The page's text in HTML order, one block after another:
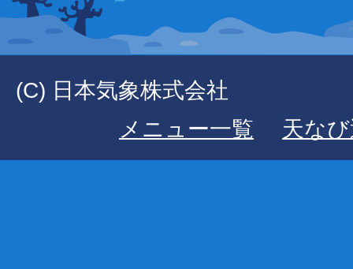
(C) 日本気象株式会社
メニュー一覧
天な